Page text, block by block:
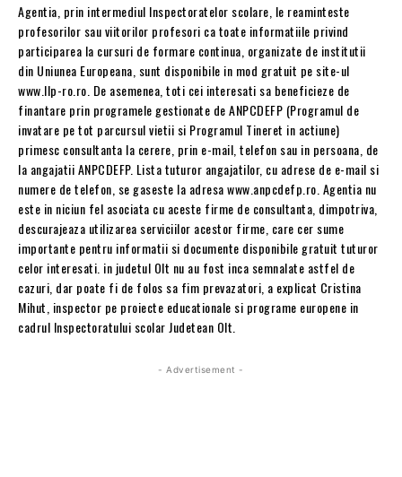
Agentia, prin intermediul Inspectoratelor scolare, le reaminteste
profesorilor sau viitorilor profesori ca toate informatiile privind
participarea la cursuri de formare continua, organizate de institutii
din Uniunea Europeana, sunt disponibile in mod gratuit pe site-ul
www.llp-ro.ro. De asemenea, toti cei interesati sa beneficieze de
finantare prin programele gestionate de ANPCDEFP (Programul de
invatare pe tot parcursul vietii si Programul Tineret in actiune)
primesc consultanta la cerere, prin e-mail, telefon sau in persoana, de
la angajatii ANPCDEFP. Lista tuturor angajatilor, cu adrese de e-mail si
numere de telefon, se gaseste la adresa www.anpcdefp.ro. Agentia nu
este in niciun fel asociata cu aceste firme de consultanta, dimpotriva,
descurajeaza utilizarea serviciilor acestor firme, care cer sume
importante pentru informatii si documente disponibile gratuit tuturor
celor interesati. in judetul Olt nu au fost inca semnalate astfel de
cazuri, dar poate fi de folos sa fim prevazatori, a explicat Cristina
Mihut, inspector pe proiecte educationale si programe europene in
cadrul Inspectoratului scolar Judetean Olt.
- Advertisement -